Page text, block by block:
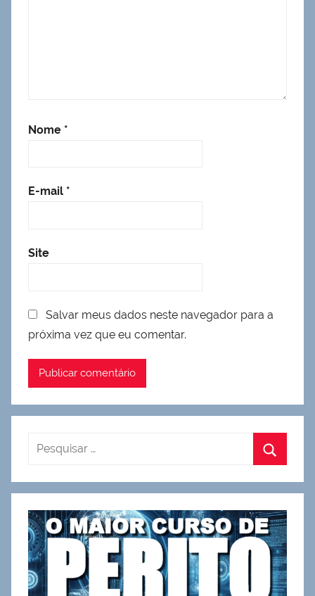
Nome *
E-mail *
Site
Salvar meus dados neste navegador para a
próxima vez que eu comentar.